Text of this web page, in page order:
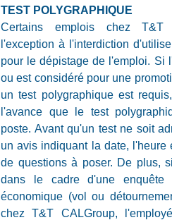
TEST POLYGRAPHIQUE
Certains emplois chez T&T
l'exception à l'interdiction
pour le dépistage de l'emploi. Si
ou est considéré pour une
un test polygraphique est
l'avance que le test
poste. Avant qu'un test ne soit
un avis indiquant la date,
de questions à poser. De plus,
dans le cadre d'une
économique (vol ou
chez T&T CALGroup,